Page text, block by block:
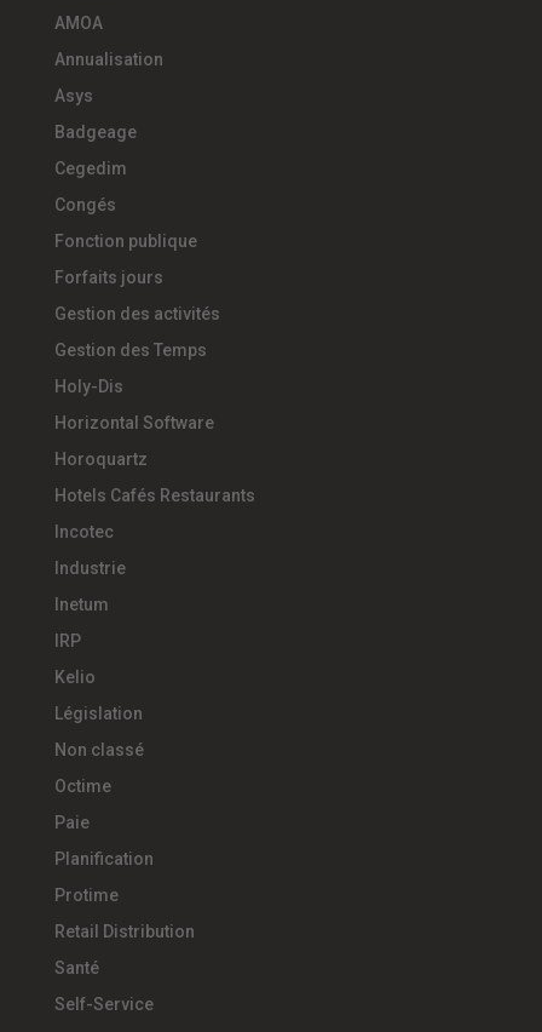
AMOA
Annualisation
Asys
Badgeage
Cegedim
Congés
Fonction publique
Forfaits jours
Gestion des activités
Gestion des Temps
Holy-Dis
Horizontal Software
Horoquartz
Hotels Cafés Restaurants
Incotec
Industrie
Inetum
IRP
Kelio
Législation
Non classé
Octime
Paie
Planification
Protime
Retail Distribution
Santé
Self-Service